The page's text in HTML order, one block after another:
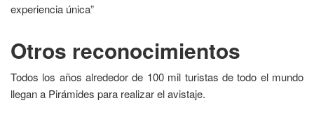
experiencia única”
Otros reconocimientos
Todos los años alrededor de 100 mil turistas de todo el mundo
llegan a Pirámides para realizar el avistaje.